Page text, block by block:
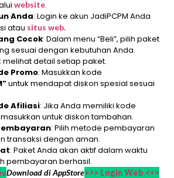
website.
Anda: Login ke akun JadiPCPM Anda
atau situs web.
Cocok: Dalam menu “Beli”, pilih paket
sesuai dengan kebutuhan Anda.
melihat detail setiap paket.
Promo: Masukkan kode
untuk mendapat diskon spesial sesuai
Afiliasi: Jika Anda memiliki kode
masukkan untuk diskon tambahan.
: Pilih metode pembayaran
transaksi dengan aman.
: Paket Anda akan aktif dalam waktu
pembayaran berhasil.
Download di AppStore>>> Login Web <<<